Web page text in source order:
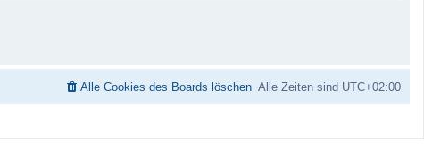
Alle Zeiten sind UTC+02:00
Alle Cookies des Boards löschen